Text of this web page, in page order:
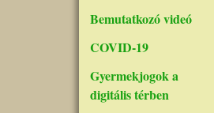
Bemutatkozó videó
COVID-19
Gyermekjogok a
digitális térben